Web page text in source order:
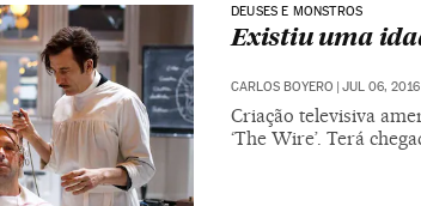
DEUSES E MONSTROS
Existiu uma
CARLOS BOYERO | JUL 06,
Criação televisiva
‘The Wire’. Terá